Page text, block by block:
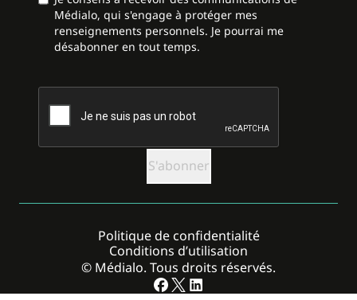
Médialo, qui s'engage à protéger mes
renseignements personnels. Je pourrai me
désabonner en tout temps.
CAPTCHA
© Médialo. Tous droits réservés.
Politique de confidentialité
Conditions d’utilisation